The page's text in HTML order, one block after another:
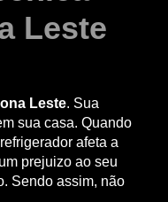
Leste
Leste. Sua
sua casa. Quando
afeta a
prejuizo ao seu
Sendo assim, não